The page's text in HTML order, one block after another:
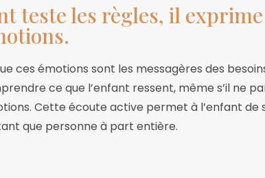
teste les règles, il exprime
ces émotions sont les messagères des
ce que l’enfant ressent, même s’il ne
Cette écoute active permet à l’enfant de
que personne à part entière.